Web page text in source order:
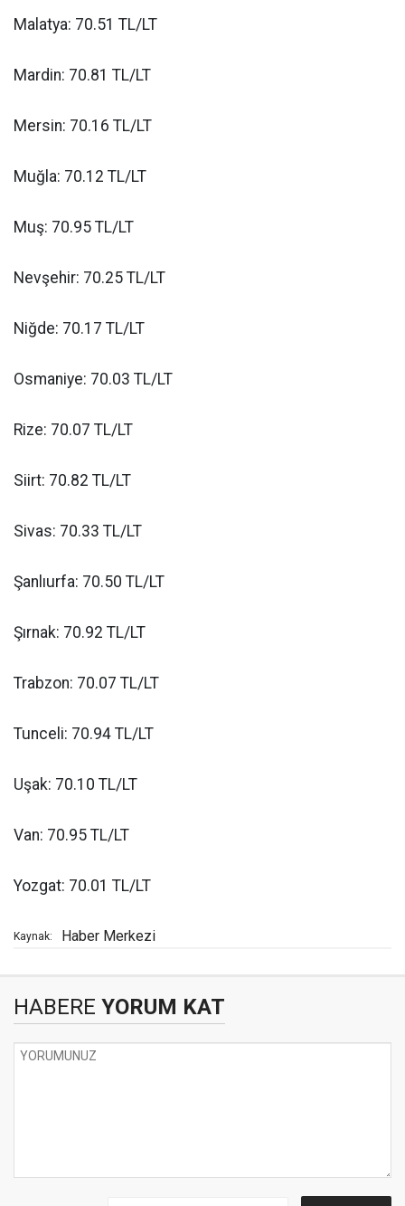
Malatya: 70.51 TL/LT
Mardin: 70.81 TL/LT
Mersin: 70.16 TL/LT
Muğla: 70.12 TL/LT
Muş: 70.95 TL/LT
Nevşehir: 70.25 TL/LT
Niğde: 70.17 TL/LT
Osmaniye: 70.03 TL/LT
Rize: 70.07 TL/LT
Siirt: 70.82 TL/LT
Sivas: 70.33 TL/LT
Şanlıurfa: 70.50 TL/LT
Şırnak: 70.92 TL/LT
Trabzon: 70.07 TL/LT
Tunceli: 70.94 TL/LT
Uşak: 70.10 TL/LT
Van: 70.95 TL/LT
Yozgat: 70.01 TL/LT
Kaynak: Haber Merkezi
HABERE YORUM KAT